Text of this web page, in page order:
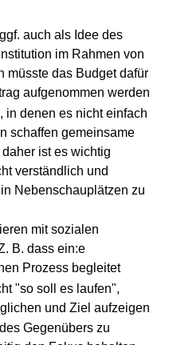
auch als Idee des
im Rahmen von
müsste das Budget dafür
aufgenommen werden
in denen es nicht einfach
schaffen gemeinsame
ist es wichtig
verständlich und
Nebenschauplätzen zu
mit sozialen
B. dass ein:e
Prozess begleitet
"so soll es laufen",
und Ziel aufzeigen
Gegenübers zu